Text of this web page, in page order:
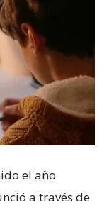
el año
a través de